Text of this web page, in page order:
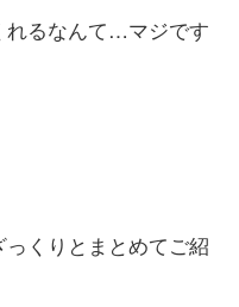
れるなんて…マジです
くりとまとめてご紹